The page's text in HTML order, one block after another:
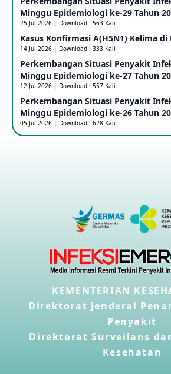
Penetapan Outbreak Penyakit Ebola
Uganda Sebagai PHEIC
Outbreak Penyakti Ebola di RD
16 May
Kasus Konfirmasi A(H5NN6) di Cina
Penyakit virus Hanta di Kapal Pesiar
Argentina
Penyakit Meningokokus di Vietnam
28 Apr 2026
Kasus Konfirmasi Avian Influenza
Kamboja
Minggu Epidemiologi ke-29 Tahun
25 Jul 2026 | Download : 563 Kali
Kasus Konfirmasi A(H5N1) Kelima di
14 Jul 2026 | Download : 333 Kali
Perkembangan Situasi Penyakit
Minggu Epidemiologi ke-27 Tahun
12 Jul 2026 | Download : 557 Kali
Perkembangan Situasi Penyakit
Minggu Epidemiologi ke-26 Tahun
05 Jul 2026 | Download : 628 Kali
KEMENTERIAN
Direktorat Jenderal
Penyakit
Direktorat Surveilans
Kesehatan